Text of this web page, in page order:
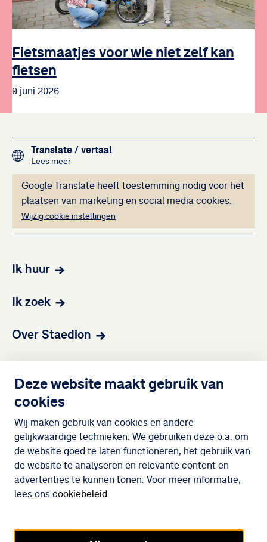
Deze website maakt gebruik van
cookies
Wij maken gebruik van cookies en andere
gelijkwaardige technieken. We gebruiken deze o.a. om
de website goed te laten functioneren, het gebruik van
de website te analyseren en relevante content en
advertenties te kunnen tonen. Voor meer informatie,
lees ons cookiebeleid
Fietsmaatjes voor wie niet zelf kan
fietsen
9 juni 2026
Translate / vertaal
Lees meerover het vertalen van de teksten op deze website
Deze inhoud kan
Google Translate heeft toestemming nodig voor het
plaatsen van marketing en social media cookies.
Wijzig cookie instellingen
Ik huur
Ik zoek
Over Staedion
Wijken
Meedoen